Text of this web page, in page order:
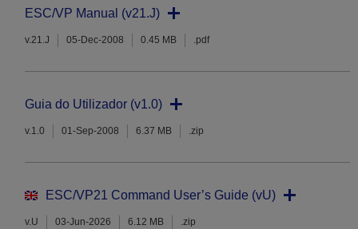
ESC/VP Manual (v21.J)
v.21.J 05-Dec-2008 0.45 MB .pdf
Guia do Utilizador (v1.0)
v.1.0 01-Sep-2008 6.37 MB .zip
ESC/VP21 Command User’s Guide (vU)
v.U 03-Jun-2026 6.12 MB .zip